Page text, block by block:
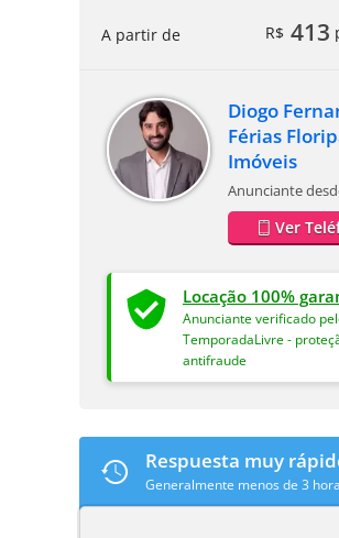
A partir de R$ 413
Diogo
Férias
Imóveis
Anunciante
Ver
Locação 100%
Anunciante verificado
TemporadaLivre -
antifraude
Respuesta muy
Generalmente menos de 3